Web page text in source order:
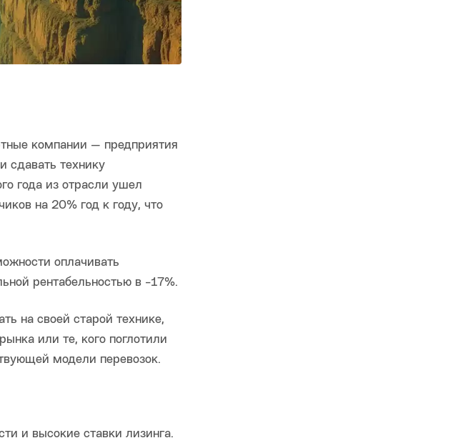
компании — предприятия
сдавать технику
года из отрасли ушел
на 20% год к году, что
оплачивать
рентабельностью в -17%.
на своей старой технике,
или те, кого поглотили
модели перевозок.
и высокие ставки лизинга.